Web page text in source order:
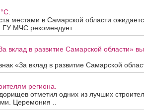
местами в Самарской области
МЧС рекомендует ..
вклад в развитие Самарской области»
«За вклад в развитие Самарской
региона.
отметил одних из лучших
Церемония ..